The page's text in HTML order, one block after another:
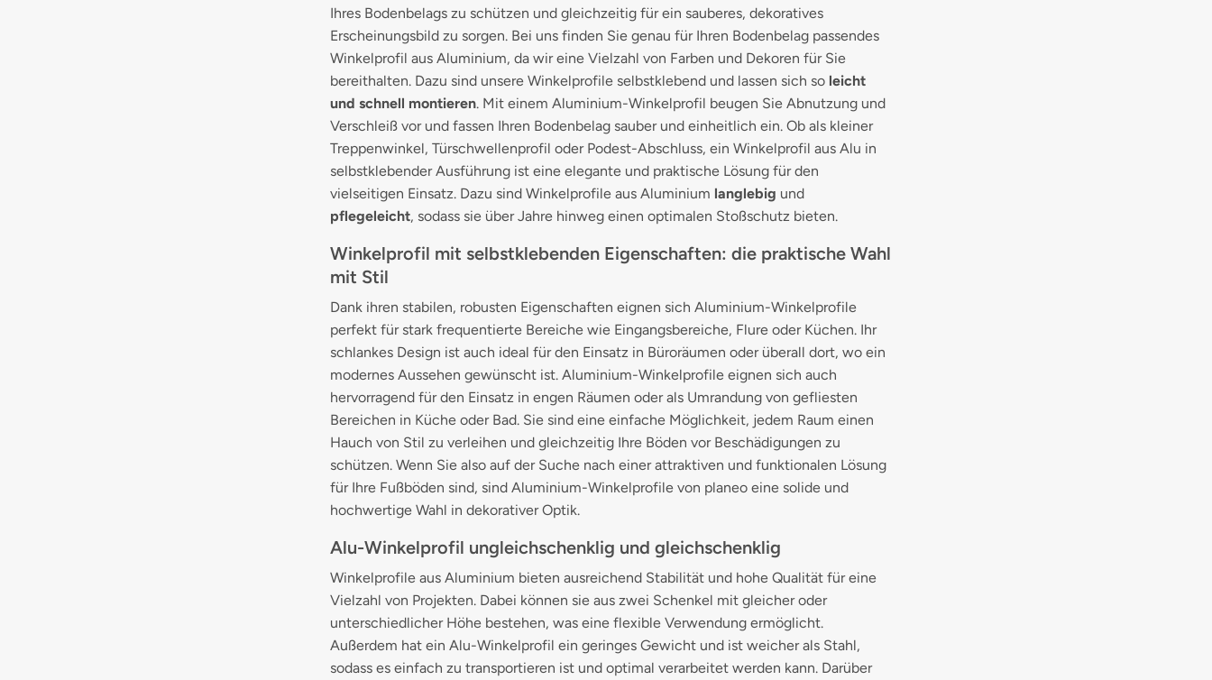
Ihres Bodenbelags zu schützen und gleichzeitig für ein sauberes, dekoratives
Erscheinungsbild zu sorgen. Bei uns finden Sie genau für Ihren Bodenbelag passendes
Winkelprofil aus Aluminium, da wir eine Vielzahl von Farben und Dekoren für Sie
bereithalten. Dazu sind unsere Winkelprofile selbstklebend und lassen sich so leicht
und schnell montieren. Mit einem Aluminium-Winkelprofil beugen Sie Abnutzung und
Verschleiß vor und fassen Ihren Bodenbelag sauber und einheitlich ein. Ob als kleiner
Treppenwinkel, Türschwellenprofil oder Podest-Abschluss, ein Winkelprofil aus Alu in
selbstklebender Ausführung ist eine elegante und praktische Lösung für den
vielseitigen Einsatz. Dazu sind Winkelprofile aus Aluminium langlebig und
pflegeleicht, sodass sie über Jahre hinweg einen optimalen Stoßschutz bieten.
Winkelprofil mit selbstklebenden Eigenschaften: die praktische Wahl
mit Stil
Dank ihren stabilen, robusten Eigenschaften eignen sich Aluminium-Winkelprofile
perfekt für stark frequentierte Bereiche wie Eingangsbereiche, Flure oder Küchen. Ihr
schlankes Design ist auch ideal für den Einsatz in Büroräumen oder überall dort, wo ein
modernes Aussehen gewünscht ist. Aluminium-Winkelprofile eignen sich auch
hervorragend für den Einsatz in engen Räumen oder als Umrandung von gefliesten
Bereichen in Küche oder Bad. Sie sind eine einfache Möglichkeit, jedem Raum einen
Hauch von Stil zu verleihen und gleichzeitig Ihre Böden vor Beschädigungen zu
schützen. Wenn Sie also auf der Suche nach einer attraktiven und funktionalen Lösung
für Ihre Fußböden sind, sind Aluminium-Winkelprofile von planeo eine solide und
hochwertige Wahl in dekorativer Optik.
Alu-Winkelprofil ungleichschenklig und gleichschenklig
Winkelprofile aus Aluminium bieten ausreichend Stabilität und hohe Qualität für eine
Vielzahl von Projekten. Dabei können sie aus zwei Schenkel mit gleicher oder
unterschiedlicher Höhe bestehen, was eine flexible Verwendung ermöglicht.
Außerdem hat ein Alu-Winkelprofil ein geringes Gewicht und ist weicher als Stahl,
sodass es einfach zu transportieren ist und optimal verarbeitet werden kann. Darüber